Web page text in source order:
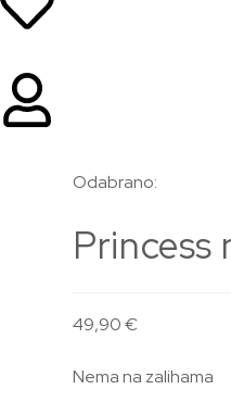
Odabrano:
Princess
49,90€
Nema na zalihama